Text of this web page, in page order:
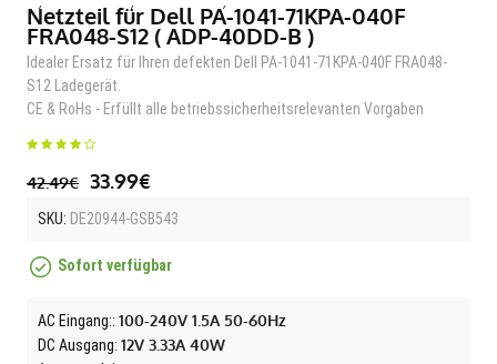
Netzteil für Dell PA-1041-71KPA-040F
FRA048-S12 ( ADP-40DD-B )
Idealer Ersatz für Ihren defekten Dell PA-1041-71KPA-040F FRA048-
S12 Ladegerät.
CE & RoHs - Erfüllt alle betriebssicherheitsrelevanten Vorgaben
42.49€ 33.99€
SKU: DE20944-GSB543
Sofort verfügbar
AC Eingang:: 100-240V 1.5A 50-60Hz
DC Ausgang: 12V 3.33A 40W